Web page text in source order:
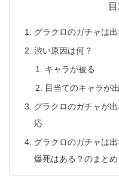
グラクロのガチャは出
渋い原因は何？
キャラが被る
目当てのキャラが
グラクロのガチャが
応
グラクロのガチャは
爆死はある？のまとめ